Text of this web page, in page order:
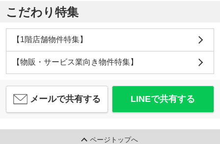
こだわり特集
【1階店舗物件特集】
【物販・サービス業向き物件特集】
メールで共有する LINEで共有する
ページトップへ